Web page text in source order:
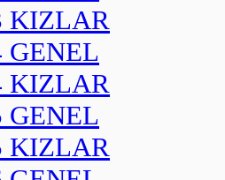
KIZLAR
GENEL
KIZLAR
GENEL
KIZLAR